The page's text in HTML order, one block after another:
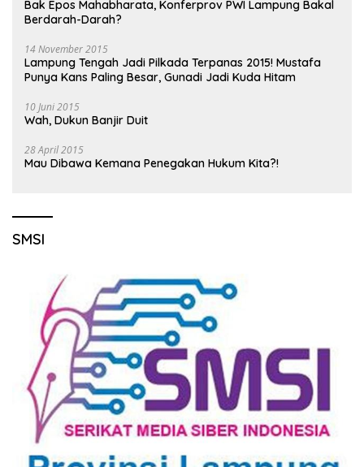
Bak Epos Mahabharata, Konferprov PWI Lampung Bakal
Berdarah-Darah?
14 November 2015
Lampung Tengah Jadi Pilkada Terpanas 2015! Mustafa
Punya Kans Paling Besar, Gunadi Jadi Kuda Hitam
10 Juni 2015
Wah, Dukun Banjir Duit
28 April 2015
Mau Dibawa Kemana Penegakan Hukum Kita?!
SMSI